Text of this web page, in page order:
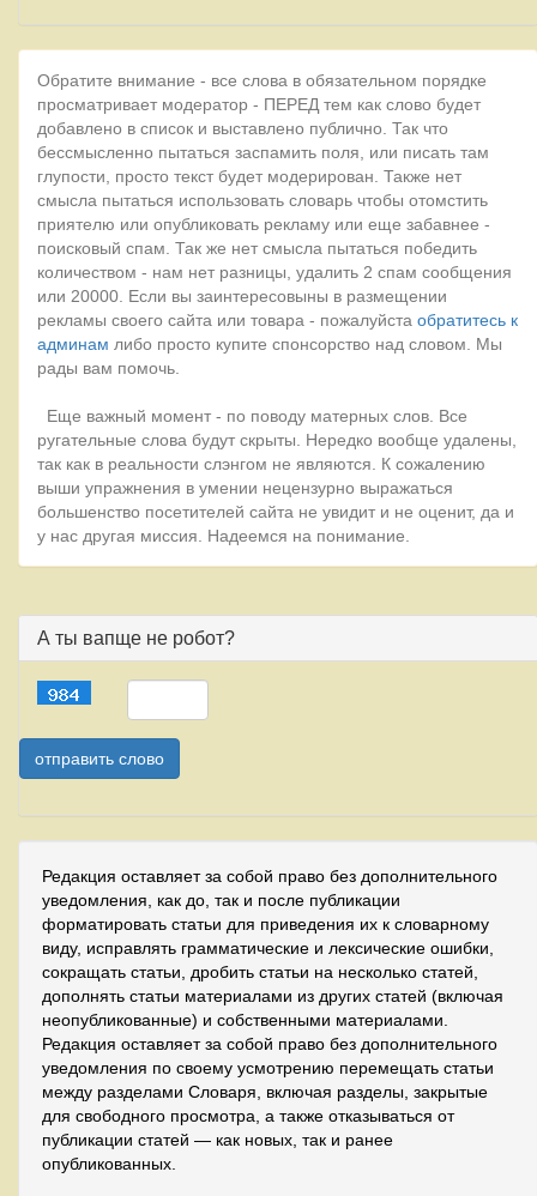
Обратите внимание - все слова в обязательном порядке
просматривает модератор - ПЕРЕД тем как слово будет
добавлено в список и выставлено публично. Так что
бессмысленно пытаться заспамить поля, или писать там
глупости, просто текст будет модерирован. Также нет
смысла пытаться использовать словарь чтобы отомстить
приятелю или опубликовать рекламу или еще забавнее -
поисковый спам. Так же нет смысла пытаться победить
количеством - нам нет разницы, удалить 2 спам сообщения
или 20000. Если вы заинтересовыны в размещении
рекламы своего сайта или товара - пожалуйста обратитесь к
админам либо просто купите спонсорство над словом. Мы
рады вам помочь.
Еще важный момент - по поводу матерных слов. Все
ругательные слова будут скрыты. Нередко вообще удалены,
так как в реальности слэнгом не являются. К сожалению
выши упражнения в умении нецензурно выражаться
большенство посетителей сайта не увидит и не оценит, да и
у нас другая миссия. Надеемся на понимание.
А ты вапще не робот?
Редакция оставляет за собой право без дополнительного
уведомления, как до, так и после публикации
форматировать статьи для приведения их к словарному
виду, исправлять грамматические и лексические ошибки,
сокращать статьи, дробить статьи на несколько статей,
дополнять статьи материалами из других статей (включая
неопубликованные) и собственными материалами.
Редакция оставляет за собой право без дополнительного
уведомления по своему усмотрению перемещать статьи
между разделами Словаря, включая разделы, закрытые
для свободного просмотра, а также отказываться от
публикации статей — как новых, так и ранее
опубликованных.